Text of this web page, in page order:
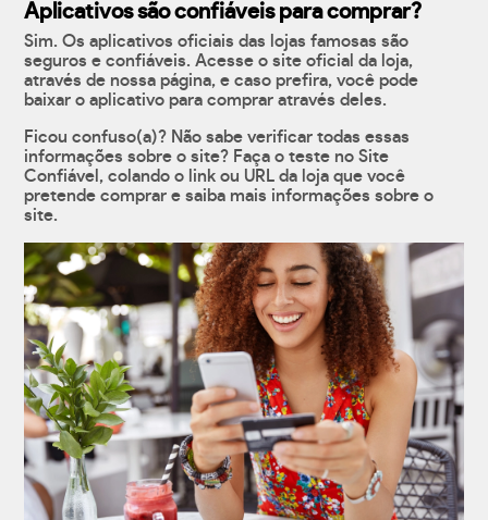
Aplicativos são confiáveis para comprar?
Sim. Os aplicativos oficiais das lojas famosas são
seguros e confiáveis. Acesse o site oficial da loja,
através de nossa página, e caso prefira, você pode
baixar o aplicativo para comprar através deles.
Ficou confuso(a)? Não sabe verificar todas essas
informações sobre o site? Faça o teste no Site
Confiável, colando o link ou URL da loja que você
pretende comprar e saiba mais informações sobre o
site.